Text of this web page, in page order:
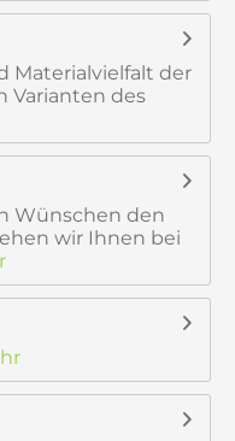
Materialvielfalt der
Varianten des
Wünschen den
wir Ihnen bei